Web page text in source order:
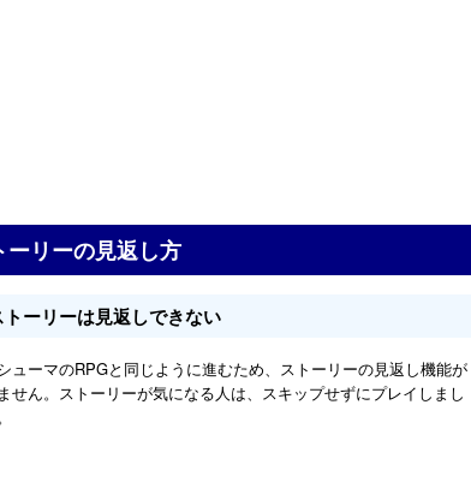
ーリーの見返し方
トーリーは見返しできない
ューマのRPGと同じように進むため、ストーリーの見返し機能が
せん。ストーリーが気になる人は、スキップせずにプレイしまし